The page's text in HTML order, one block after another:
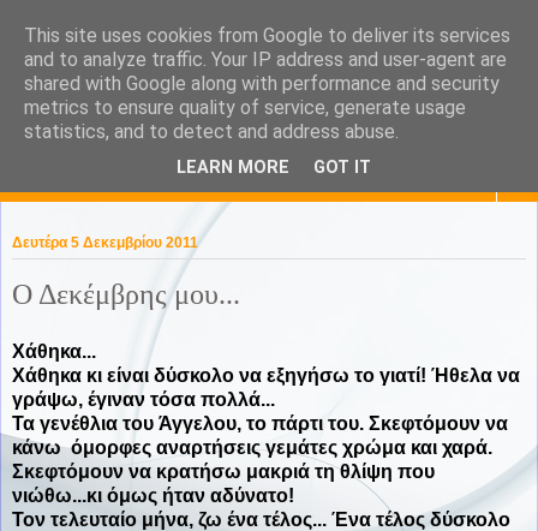
KaPa. Me without you...tea
without a biscuit!
Δευτέρα 5 Δεκεμβρίου 2011
Ο Δεκέμβρης μου...
Χάθηκα...
Χάθηκα κι είναι δύσκολο να εξηγήσω το γιατί! Ήθελα να
γράψω, έγιναν τόσα πολλά...
Τα γενέθλια του Άγγελου, το πάρτι του. Σκεφτόμουν να
κάνω όμορφες αναρτήσεις γεμάτες χρώμα και χαρά.
Σκεφτόμουν να κρατήσω μακριά τη θλίψη που
νιώθω...κι όμως ήταν αδύνατο!
Τον τελευταίο μήνα, ζω ένα τέλος... Ένα τέλος δύσκολο
This site uses cookies from Google to deliver its services
and to analyze traffic. Your IP address and user-agent are
shared with Google along with performance and security
metrics to ensure quality of service, generate usage
statistics, and to detect and address abuse.
LEARN MORE GOT IT